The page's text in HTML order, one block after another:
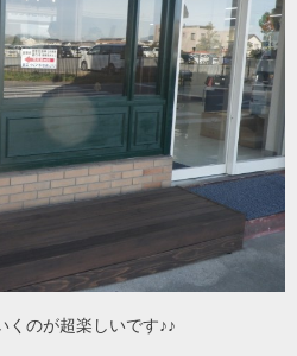
くのが超楽しいです♪♪